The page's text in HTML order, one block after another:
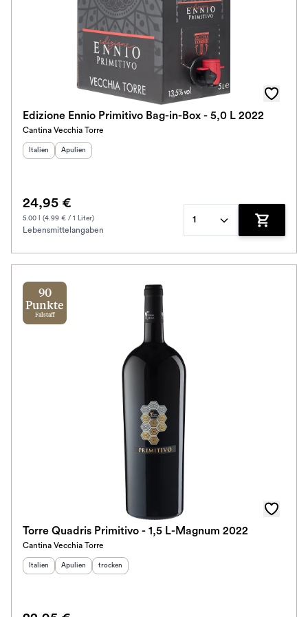
Edizione Ennio Primitivo Bag-in-Box - 5,0 L 2022
Cantina Vecchia Torre
Herkunftsland:
Italien Herkunftsregion
Apulien
24,95 €
5.00 l (4.99 € / 1 Liter)
Lebensmittelangaben
1
Zum
90
Punkte
Falstaff
Torre Quadris Primitivo - 1,5 L-Magnum 2022
Cantina Vecchia Torre
Herkunftsland:
Italien Herkunftsregion:
Apulien Geschmack
trocken